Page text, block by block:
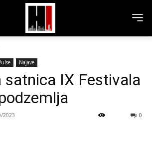
Najave
satnica IX Festivala
2023 0